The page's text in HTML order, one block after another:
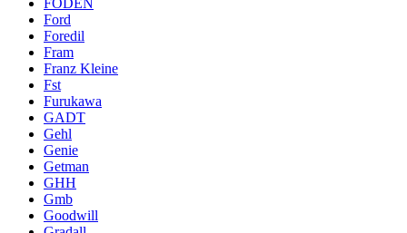
FODEN
Ford
Foredil
Fram
Franz Kleine
Fst
Furukawa
GADT
Gehl
Genie
Getman
GHH
Gmb
Goodwill